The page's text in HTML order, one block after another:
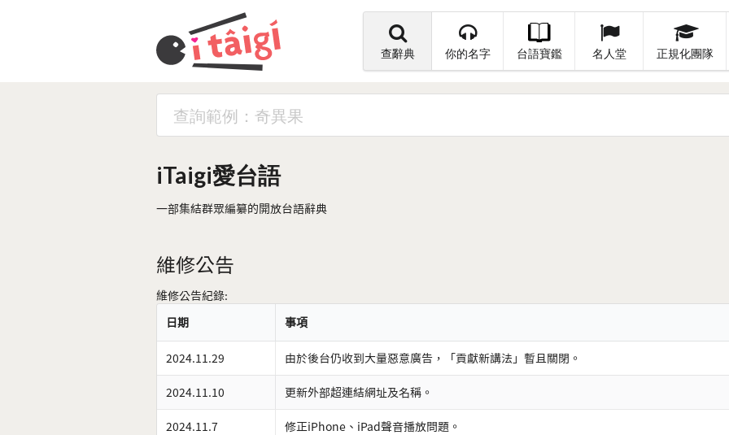
查辭典 你的名字 台語寶鑑 名人堂 正規化團隊
iTaigi愛台語
一部集結群眾編纂的開放台語辭典
維修公告
維修公告紀錄:
日期
事項
2024.11.29 由於後台仍收到大量惡意廣告，「貢獻新講法」暫且關閉。
2024.11.10 更新外部超連結網址及名稱。
2024.11.7 修正iPhone、iPad聲音播放問題。